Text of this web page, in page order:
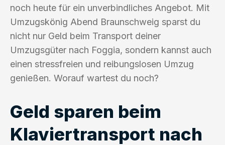
noch heute für ein unverbindliches Angebot. Mit
Umzugskönig Abend Braunschweig sparst du
nicht nur Geld beim Transport deiner
Umzugsgüter nach Foggia, sondern kannst auch
einen stressfreien und reibungslosen Umzug
genießen. Worauf wartest du noch?
Geld sparen beim
Klaviertransport nach